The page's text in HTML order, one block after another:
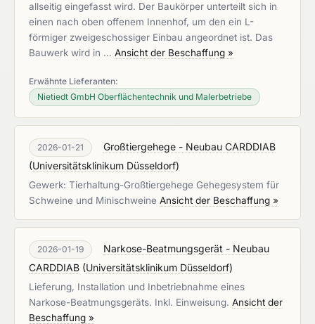
allseitig eingefasst wird. Der Baukörper unterteilt sich in
einen nach oben offenem Innenhof, um den ein L-
förmiger zweigeschossiger Einbau angeordnet ist. Das
Bauwerk wird in … Ansicht der Beschaffung »
Erwähnte Lieferanten:
Nietiedt GmbH Oberflächentechnik und Malerbetriebe
2026-01-21
Großtiergehege - Neubau CARDDIAB
(Universitätsklinikum Düsseldorf)
Gewerk: Tierhaltung-Großtiergehege Gehegesystem für
Schweine und Minischweine Ansicht der Beschaffung »
2026-01-19
Narkose-Beatmungsgerät - Neubau
CARDDIAB (Universitätsklinikum Düsseldorf)
Lieferung, Installation und Inbetriebnahme eines
Narkose-Beatmungsgeräts. Inkl. Einweisung. Ansicht der
Beschaffung »